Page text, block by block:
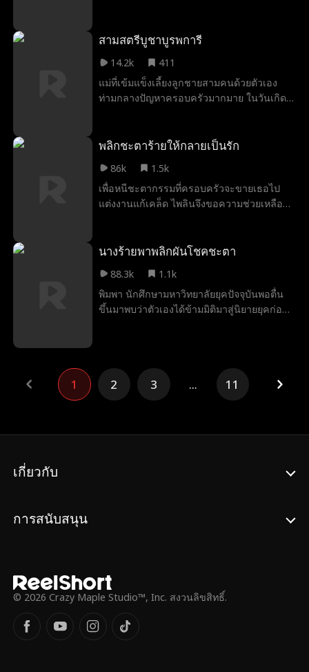
อีกครั้งในฐานะหมอผู้วิเศษพร้อมลูก ๆ ฉลาด ๆ
กลับถูกเธอและลูกๆ ของเธอเหลือรั้ง โดยไม่รู้
ว่าพวกเขาคือครอบครัวที่เขาตามหามาตลอด
สามสตรีบูชาบูรพการี
14.2k
411
แม่ที่เข้มแข็งเลี้ยงลูกชายสามคนด้วยตัวเอง
ท่ามกลางปัญหาครอบครัวมากมาย ในวันเกิด
ผิดในครอบครัวก่อให้เกิดความตึงเครียด แต่
ของความสัมพันธ์ทางอารมณ์และความรักใน
ครอบครัว
พลิกชะตาร้ายให้กลายเป็นรัก
86k
1.5k
เพื่อหนีชะตากรรมที่ครอบครัวจะขายเธอไป
แต่งงานแก้เคล็ด ไพลินจึงขอความช่วยเหลือ
เรียนโรงเรียนเอกชนภายใต้เครือของเขา
ถูกแม่ผู้ให้กำเนิดบีบบังคับจนต้องออกไปทำงาน
พิเศษ ที่นั่นเอง เธอได้พบกับเมฆาอีกครั้ง ความ
ใกล้ชิดทำให้ทั้งสองค่อยๆ เกิดความรู้สึกที่ดีต่อ
นางร้ายพาพลิกผันโชคชะตา
88.3k
1.1k
พิมพา นักศึกษามหาวิทยาลัยยุคปัจจุบันพอตื่น
ขึ้นมาพบว่าตัวเองได้ข้ามมิติมาสู่นิยายยุคก่อน
มากกว่าจะเกาะณัฐวุฒิได้และแต่งเข้าตระกูล
ธรรมาอันทรงเกียรติก็ใช่ว่าง่าย อย่างไรก็ตาม
เมื่อตระกูลธรรมาเจอเหตุการณ์ไม่คาดคิด และ
1 2 3 ... 11
เกี่ยวกับ
การสนับสนุน
© 2026 Crazy Maple Studio™, Inc. สงวนลิขสิทธิ์.